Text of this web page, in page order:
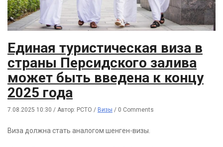
Единая туристическая виза в
страны Персидского залива
может быть введена к концу
2025 года
7.08.2025 10:30 / Автор: РСТО / Визы / 0 Comments
Виза должна стать аналогом шенген-визы.